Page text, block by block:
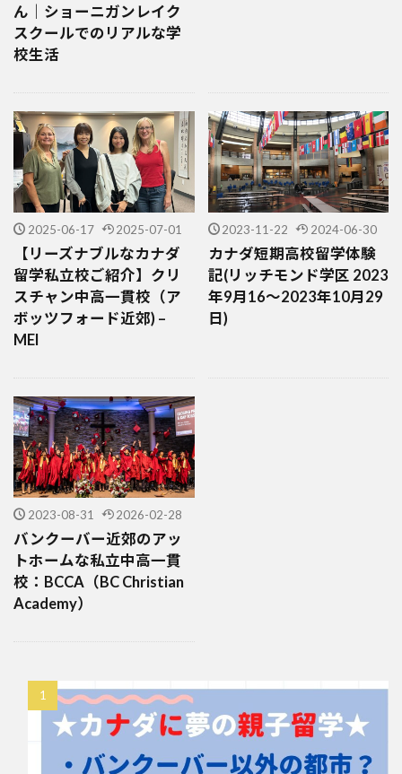
ん｜ショーニガンレイク
スクールでのリアルな学
校生活
2025-06-17 2025-07-01
【リーズナブルなカナダ
留学私立校ご紹介】クリ
スチャン中高一貫校（ア
ボッツフォード近郊) –
MEI
2023-11-22 2024-06-30
カナダ短期高校留学体験
記(リッチモンド学区 2023
年9月16～2023年10月29
日)
2023-08-31 2026-02-28
バンクーバー近郊のアッ
トホームな私立中高一貫
校：BCCA（BC Christian
Academy）